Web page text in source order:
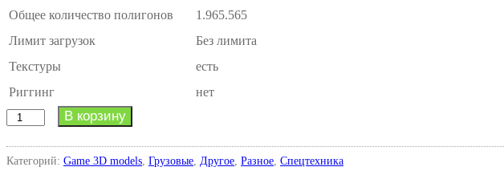
Общее количество полигонов
1.965.565
Лимит загрузок
Без лимита
Текстуры
есть
Риггинг
нет
Количество
Эвакуатор
В корзину
Категорий: Game 3D models, Грузовые, Другое, Разное, Спецтехника